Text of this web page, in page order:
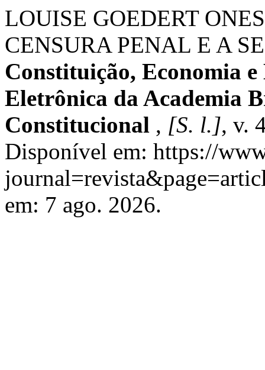
LOUISE GOEDERT
CENSURA PENAL E A
Constituição, Economia
Eletrônica da Academia
Constitucional , [S. l.], v.
Disponível em: https://
em: 7 ago. 2026.